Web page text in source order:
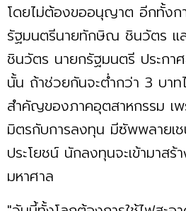
โดยไม่ต้องขออนุญาต อีกทั้งก
รัฐมนตรีนายทักษิณ ชินวัตร แ
ชินวัตร นายกรัฐมนตรี ประกา
นั้น ถ้าช่วยกันจะต่ำกว่า 3 บาท
สำคัญของภาคอุตสาหกรรม เพ
มิตรกับการลงทุน มีซัพพลายเช
ประโยชน์ นักลงทุนจะเข้ามาสร้
มหาศาล